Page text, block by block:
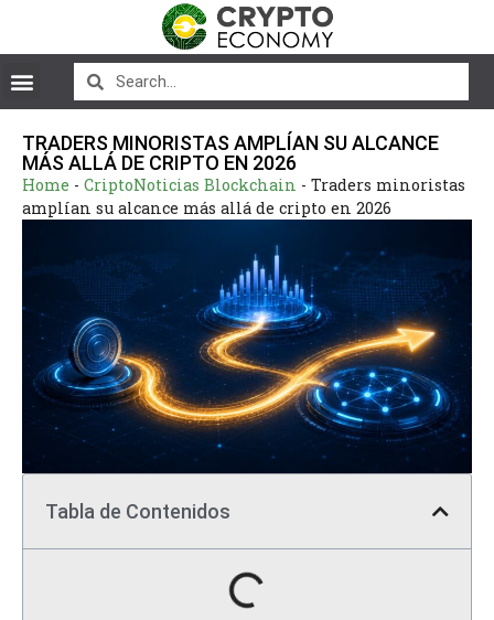
TRADERS MINORISTAS AMPLÍAN SU ALCANCE
MÁS ALLÁ DE CRIPTO EN 2026
Home - CriptoNoticias Blockchain - Traders minoristas
amplían su alcance más allá de cripto en 2026
Tabla de Contenidos